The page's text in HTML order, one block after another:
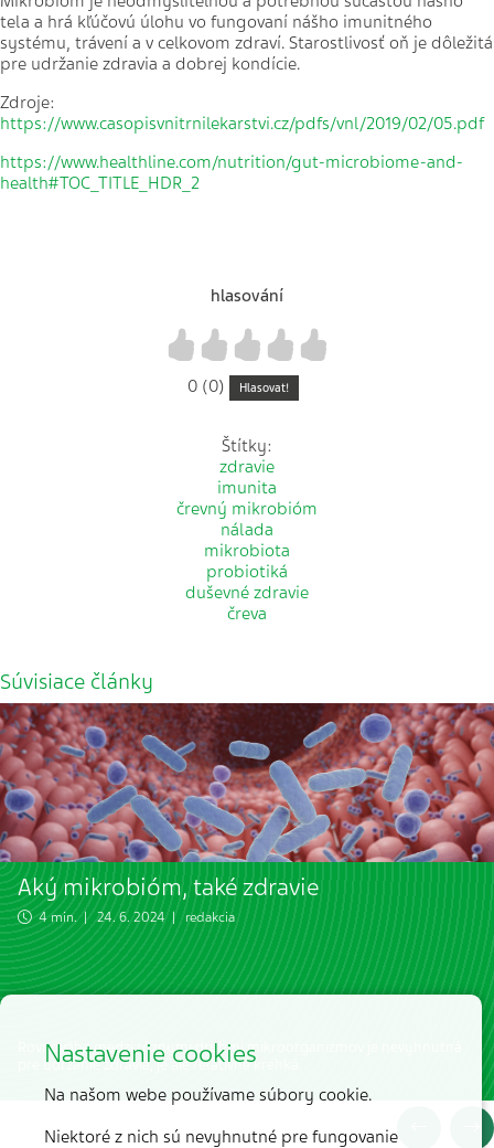
tela a hrá kľúčovú úlohu vo fungovaní nášho imunitného
systému, trávení a v celkovom zdraví. Starostlivosť oň je dôležitá
pre udržanie zdravia a dobrej kondície.
Zdroje:
https://www.casopisvnitrnilekarstvi.cz/pdfs/vnl/2019/02/05.pdf
https://www.healthline.com/nutrition/gut-microbiome-and-
health#TOC_TITLE_HDR_2
hlasování
4
3
2
1
0 (0) Hlasovat!
Štítky:
zdravie
imunita
črevný mikrobióm
nálada
mikrobiota
probiotiká
duševné zdravie
čreva
Súvisiace články
Aký mikrobióm, také zdravie
4 min. | 24. 6. 2024 | redakcia
Rovnováha medzi rôznymi druhmi mikroorganizmov je nevyhnutná
pre udržanie zdravia, je ale relatívne krehká.
Nastavenie cookies
Na našom webe používame súbory cookie.
Niektoré z nich sú nevyhnutné pre fungovanie